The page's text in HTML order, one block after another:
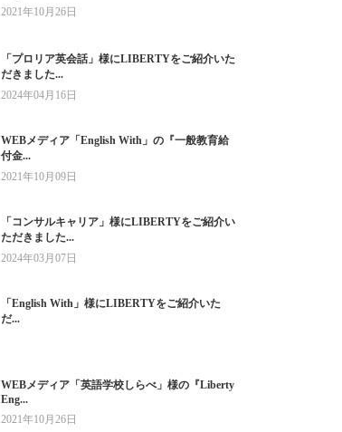
2021年10月26日
「プロリア英会話」様にLIBERTYをご紹介いた
だきました...
2024年04月16日
WEBメディア「English With」の『一般教育給
付金...
2021年10月09日
「コンサルキャリア」様にLIBERTYをご紹介い
ただきました...
2024年03月07日
「English With」様にLIBERTYをご紹介いた
だ...
WEBメディア「英語学校しらべ」様の『Liberty
Eng...
2021年10月26日